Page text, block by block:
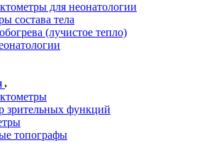
для неонатологии
состава тела
(лучистое тепло)
зрительных функций
топографы